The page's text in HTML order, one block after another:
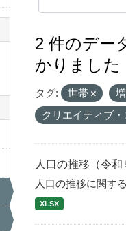
2 件のデー
かりました
タグ: 世帯
クリエイティブ
人口の推移（令和
人口の推移に関す
XLSX